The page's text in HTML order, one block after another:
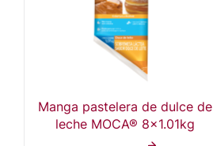
Manga pastelera de dulce de
leche MOCA® 8x1.01kg